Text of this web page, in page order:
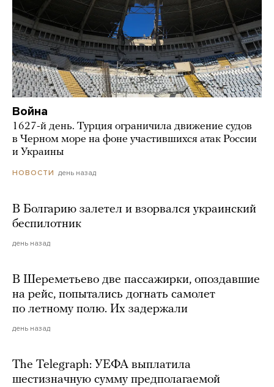
Война
1627-й день. Турция ограничила движение судов
в Черном море на фоне участившихся атак России
и Украины
НОВОСТИ день назад
В Болгарию залетел и взорвался украинский
беспилотник
день назад
В Шереметьево две пассажирки, опоздавшие
на рейс, попытались догнать самолет
по летному полю. Их задержали
день назад
The Telegraph: УЕФА выплатила
шестизначную сумму предполагаемой